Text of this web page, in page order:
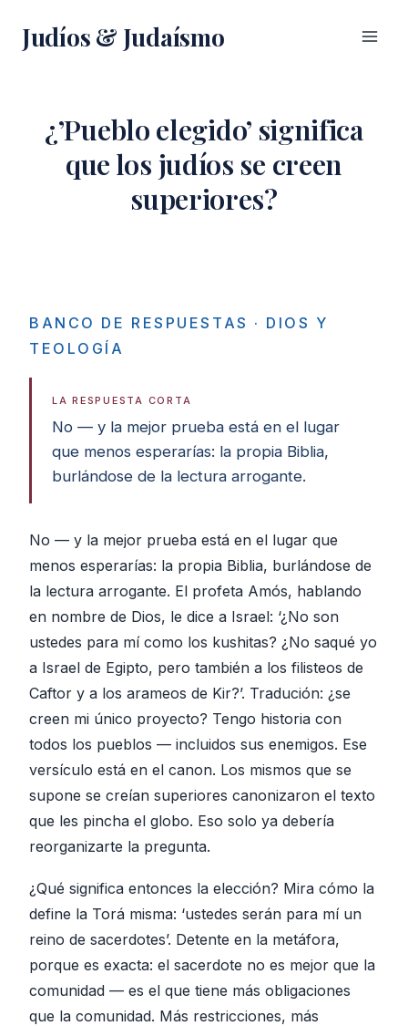
Judíos & Judaísmo
¿’Pueblo elegido’ significa
que los judíos se creen
superiores?
BANCO DE RESPUESTAS · DIOS Y
TEOLOGÍA
LA RESPUESTA CORTA
No — y la mejor prueba está en el lugar
que menos esperarías: la propia Biblia,
burlándose de la lectura arrogante.
No — y la mejor prueba está en el lugar que
menos esperarías: la propia Biblia, burlándose de
la lectura arrogante. El profeta Amós, hablando
en nombre de Dios, le dice a Israel: ‘¿No son
ustedes para mí como los kushitas? ¿No saqué yo
a Israel de Egipto, pero también a los filisteos de
Caftor y a los arameos de Kir?’. Tradución: ¿se
creen mi único proyecto? Tengo historia con
todos los pueblos — incluidos sus enemigos. Ese
versículo está en el canon. Los mismos que se
supone se creían superiores canonizaron el texto
que les pincha el globo. Eso solo ya debería
reorganizarte la pregunta.
¿Qué significa entonces la elección? Mira cómo la
define la Torá misma: ‘ustedes serán para mí un
reino de sacerdotes’. Detente en la metáfora,
porque es exacta: el sacerdote no es mejor que la
comunidad — es el que tiene más obligaciones
que la comunidad. Más restricciones, más